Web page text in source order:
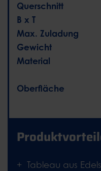
Querschnitt
B x T
Max. Zuladung
Gewicht
Material
Oberfläche
Tableau aus